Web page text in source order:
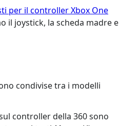
per il controller Xbox One
il joystick, la scheda madre e
condivise tra i modelli
controller della 360 sono